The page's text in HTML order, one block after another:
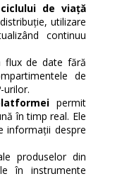
de viață
utilizare
continuu
flux de date fără
de
-urilor.
permit
în timp real. Ele
informații despre
produselor din
în instrumente